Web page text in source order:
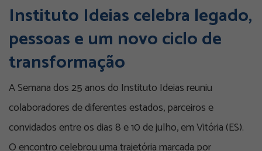
Instituto Ideias celebra legado,
pessoas e um novo ciclo de
transformação
A Semana dos 25 anos do Instituto Ideias reuniu
colaboradores de diferentes estados, parceiros e
convidados entre os dias 8 e 10 de julho, em Vitória (ES).
O encontro celebrou uma trajetória marcada por